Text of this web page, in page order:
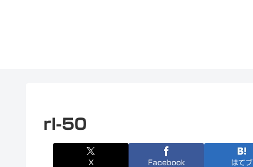
rl-50
X Facebook はてブ